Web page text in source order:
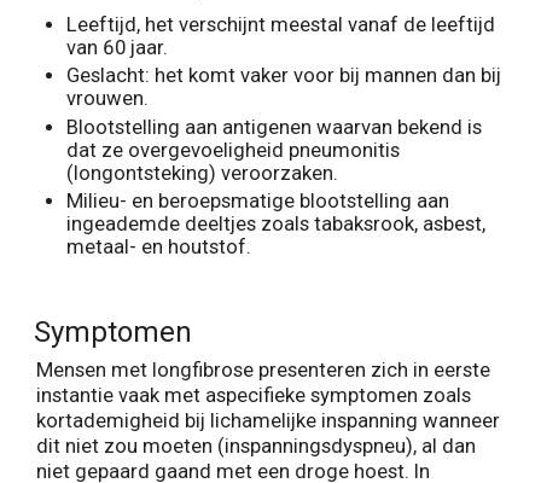
Leeftijd, het verschijnt meestal vanaf de leeftijd
van 60 jaar.
Geslacht: het komt vaker voor bij mannen dan bij
vrouwen.
Blootstelling aan antigenen waarvan bekend is
dat ze overgevoeligheid pneumonitis
(longontsteking) veroorzaken.
Milieu- en beroepsmatige blootstelling aan
ingeademde deeltjes zoals tabaksrook, asbest,
metaal- en houtstof.
Symptomen
Mensen met longfibrose presenteren zich in eerste
instantie vaak met aspecifieke symptomen zoals
kortademigheid bij lichamelijke inspanning wanneer
dit niet zou moeten (inspanningsdyspneu), al dan
niet gepaard gaand met een droge hoest. In